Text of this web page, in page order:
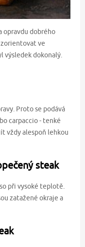
opravdu dobrého
zorientovat ve
výsledek dokonalý.
Proto se podává
carpaccio - tenké
vždy alespoň lehkou
steak
při vysoké teplotě.
zatažené okraje a